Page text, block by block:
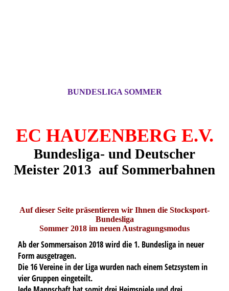
BUNDESLIGA SOMMER
EC HAUZENBERG E.V.
Bundesliga- und Deutscher
Meister 2013 auf Sommerbahnen
Auf dieser Seite präsentieren wir Ihnen die Stocksport-
Bundesliga
Sommer 2018 im neuen Austragungsmodus
Ab der Sommersaison 2018 wird die 1. Bundesliga in neuer
Form ausgetragen.
Die 16 Vereine in der Liga wurden nach einem Setzsystem in
vier Gruppen eingeteilt.